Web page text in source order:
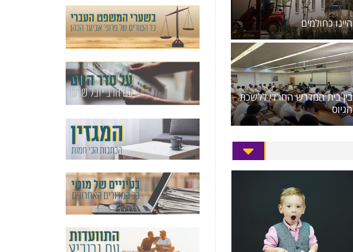
היינו כחולמים
בין בית המדרש החרדי ללשכת
הגיוס